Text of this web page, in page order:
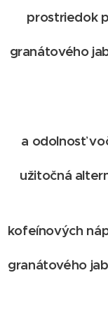
prostriedok
granátového
a odolnosť
užitočná
kofeínových
granátového